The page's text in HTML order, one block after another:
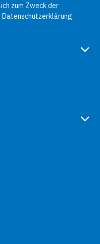
zum Zweck der
Datenschutzerklärung.